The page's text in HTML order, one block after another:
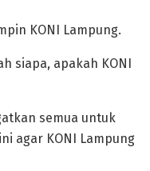
KONI Lampung.
siapa, apakah KONI
semua untuk
agar KONI Lampung